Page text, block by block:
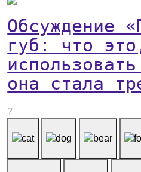
Обсуждение
губ: что
она стала
?